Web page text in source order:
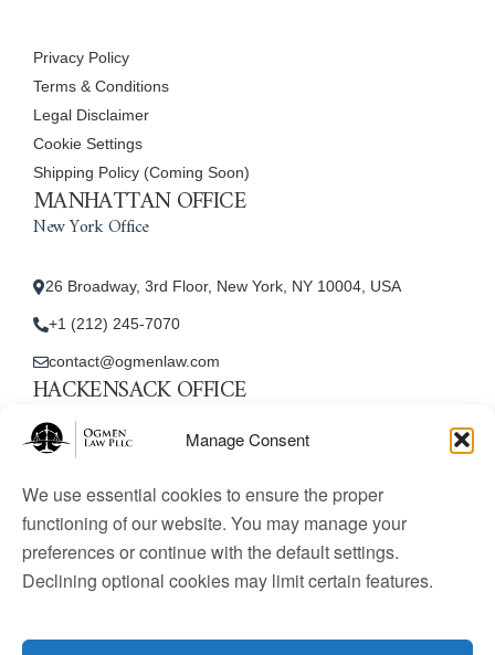
Manage Consent
We use essential cookies to ensure the proper
functioning of our website. You may manage your
preferences or continue with the default settings.
Declining optional cookies may limit certain features.
Privacy Policy
Terms & Conditions
Legal Disclaimer
Cookie Settings
Shipping Policy (Coming Soon)
MANHATTAN OFFICE
New York Office
26 Broadway, 3rd Floor, New York, NY 10004, USA
+1 (212) 245-7070
contact@ogmenlaw.com
HACKENSACK OFFICE
New Jersey Office
contact@ogmenlaw.com